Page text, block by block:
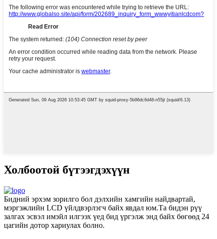
Холбоотой бүтээгдэхүүн
Бидний эрхэм зорилго бол дэлхийн хамгийн найдвартай,
мэргэжлийн LCD үйлдвэрлэгч байх явдал юм.Та бидэн рүү
залгах эсвэл имэйл илгээх үед бид үргэлж энд байх бөгөөд 24
цагийн дотор хариулах болно.